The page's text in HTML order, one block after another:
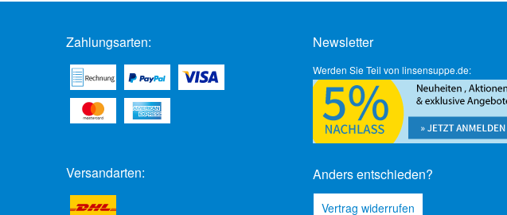
Zahlungsarten:
Versandarten:
Newsletter
Werden Sie Teil von linsensuppe.de:
Anders entschieden?
Vertrag widerrufen